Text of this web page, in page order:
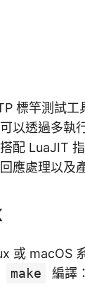
標竿測試工
以透過多執
配 LuaJIT
應處理以及
或 macOS
make 編譯：